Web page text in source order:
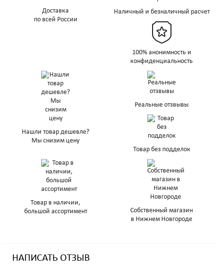
Доставка
по всей России
Наличный и безналичный расчет
100% анонимность и
конфиденциальность
Нашли товар дешевле?
Мы снизим цену
Реальные отзвывы
Товар без подделок
Товар в наличии,
большой ассортимент
Собственный магазин
в Нижнем Новгороде
НАПИСАТЬ ОТЗЫВ